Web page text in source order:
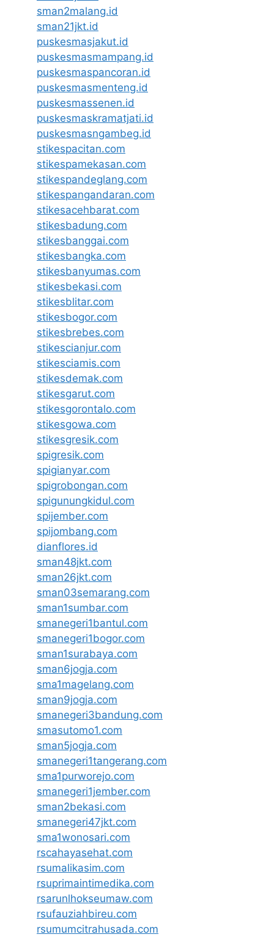
sman2malang.id
sman21jkt.id
puskesmasjakut.id
puskesmasmampang.id
puskesmaspancoran.id
puskesmasmenteng.id
puskesmassenen.id
puskesmaskramatjati.id
puskesmasngambeg.id
stikespacitan.com
stikespamekasan.com
stikespandeglang.com
stikespangandaran.com
stikesacehbarat.com
stikesbadung.com
stikesbanggai.com
stikesbangka.com
stikesbanyumas.com
stikesbekasi.com
stikesblitar.com
stikesbogor.com
stikesbrebes.com
stikescianjur.com
stikesciamis.com
stikesdemak.com
stikesgarut.com
stikesgorontalo.com
stikesgowa.com
stikesgresik.com
spigresik.com
spigianyar.com
spigrobongan.com
spigunungkidul.com
spijember.com
spijombang.com
dianflores.id
sman48jkt.com
sman26jkt.com
sman03semarang.com
sman1sumbar.com
smanegeri1bantul.com
smanegeri1bogor.com
sman1surabaya.com
sman6jogja.com
sma1magelang.com
sman9jogja.com
smanegeri3bandung.com
smasutomo1.com
sman5jogja.com
smanegeri1tangerang.com
sma1purworejo.com
smanegeri1jember.com
sman2bekasi.com
smanegeri47jkt.com
sma1wonosari.com
rscahayasehat.com
rsumalikasim.com
rsuprimaintimedika.com
rsarunlhokseumaw.com
rsufauziahbireu.com
rsumumcitrahusada.com